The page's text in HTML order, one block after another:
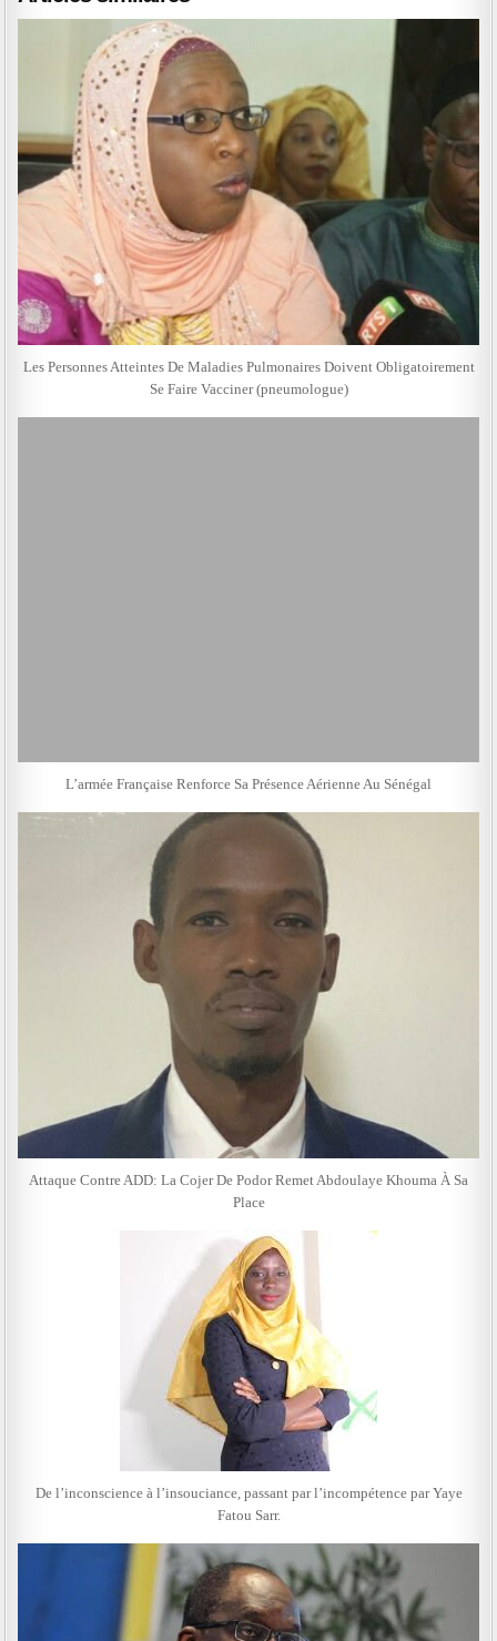
Les Personnes Atteintes De Maladies Pulmonaires Doivent Obligatoirement
Se Faire Vacciner (pneumologue)
L’armée Française Renforce Sa Présence Aérienne Au Sénégal
Attaque Contre ADD: La Cojer De Podor Remet Abdoulaye Khouma À Sa
Place
De l’inconscience à l’insouciance, passant par l’incompétence par Yaye
Fatou Sarr.